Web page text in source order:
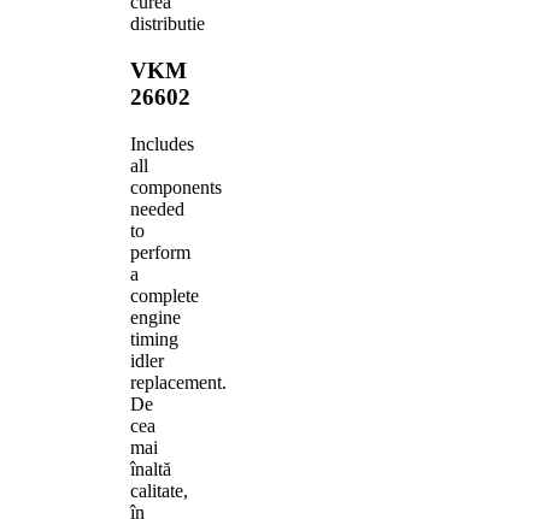
distributie
VKM
26602
Includes
all
components
needed
to
perform
a
complete
engine
timing
idler
replacement.
De
cea
mai
înaltă
calitate,
în